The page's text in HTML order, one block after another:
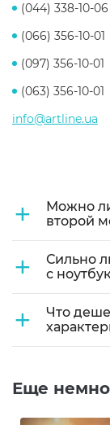
(044) 338-10-06
(066) 356-10-01
(097) 356-10-01
(063) 356-10-01
info@artline.ua
+
Можно
второй
+
Сильно
с
+
Что
Еще